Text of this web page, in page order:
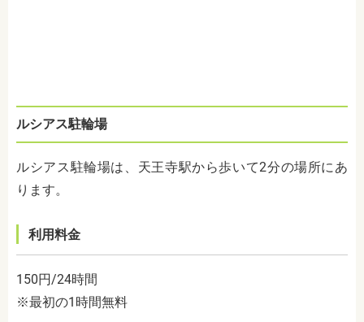
ルシアス駐輪場
ルシアス駐輪場は、天王寺駅から歩いて2分の場所にあ
ります。
利用料金
150円/24時間
※最初の1時間無料